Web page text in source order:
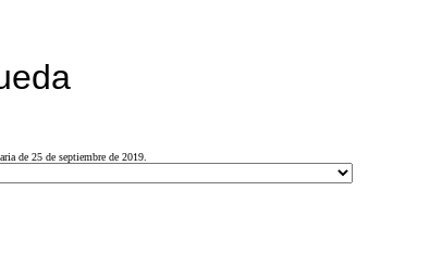
de 25 de septiembre de 2019.